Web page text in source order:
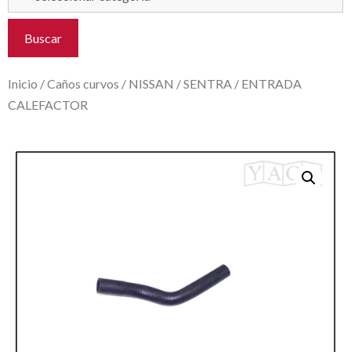
Buscar
Inicio /Caños curvos / NISSAN /SENTRA / ENTRADA
CALEFACTOR